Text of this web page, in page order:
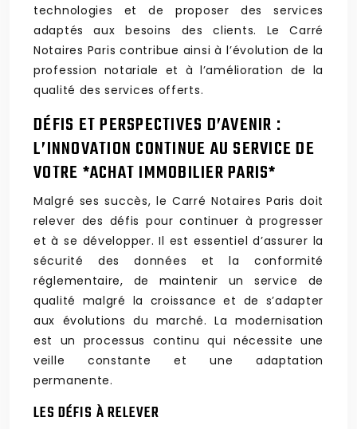
technologies et de proposer des services
adaptés aux besoins des clients. Le Carré
Notaires Paris contribue ainsi à l’évolution de la
profession notariale et à l’amélioration de la
qualité des services offerts.
DÉFIS ET PERSPECTIVES D’AVENIR :
L’INNOVATION CONTINUE AU SERVICE DE
VOTRE *ACHAT IMMOBILIER PARIS*
Malgré ses succès, le Carré Notaires Paris doit
relever des défis pour continuer à progresser
et à se développer. Il est essentiel d’assurer la
sécurité des données et la conformité
réglementaire, de maintenir un service de
qualité malgré la croissance et de s’adapter
aux évolutions du marché. La modernisation
est un processus continu qui nécessite une
veille constante et une adaptation
permanente.
LES DÉFIS À RELEVER